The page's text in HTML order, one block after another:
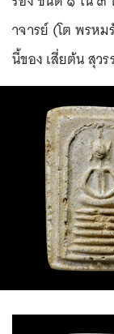
าจารย์ (โต พรห
นี้ของ เสี่ยต้น สุว